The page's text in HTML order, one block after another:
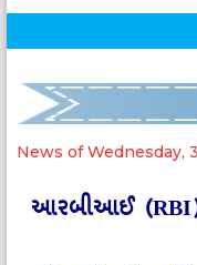
News of Wednesday,
આરબીઆઈ (RBI)